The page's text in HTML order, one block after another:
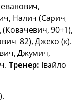
Налич (Сарич,
90+1),
82), Джеко (к).
Джумич,
Тренер: Івайло